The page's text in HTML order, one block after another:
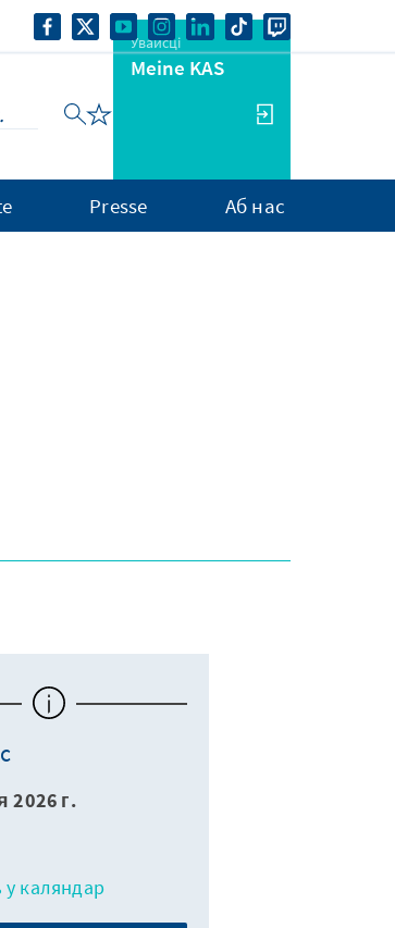
Увайсці
Meine KAS
Presse Аб нас
2026 г.
каляндар